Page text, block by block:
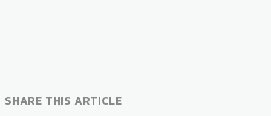
SHARE THIS ARTICLE